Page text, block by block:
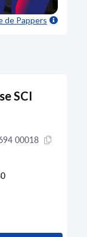
de Pappers
SCI
00018